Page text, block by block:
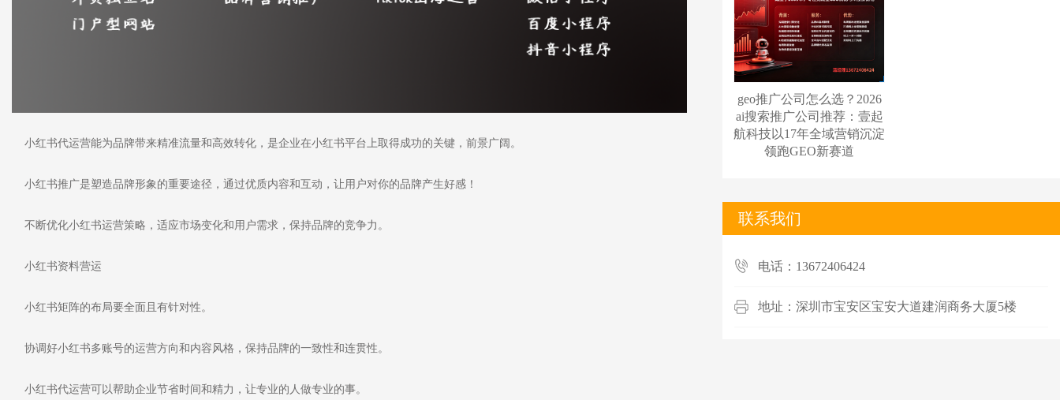
小红书代运营能为品牌带来精准流量和高效转化，是企业在小红书平台上取得成功的关键，前景广阔。
小红书推广是塑造品牌形象的重要途径，通过优质内容和互动，让用户对你的品牌产生好感！
不断优化小红书运营策略，适应市场变化和用户需求，保持品牌的竞争力。
小红书资料营运
小红书矩阵的布局要全面且有针对性。
协调好小红书多账号的运营方向和内容风格，保持品牌的一致性和连贯性。
小红书代运营可以帮助企业节省时间和精力，让专业的人做专业的事。
geo推广公司怎么选？2026
ai搜索推广公司推荐：壹起
航科技以17年全域营销沉淀
领跑GEO新赛道
联系我们
电话：13672406424
地址：深圳市宝安区宝安大道建润商务大厦5楼